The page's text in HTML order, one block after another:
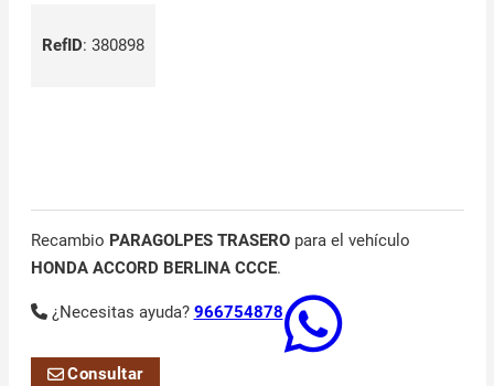
RefID: 380898
Recambio PARAGOLPES TRASEROpara el vehículo
HONDA ACCORD BERLINA CCCE.
¿Necesitas ayuda? 966754878
Consultar